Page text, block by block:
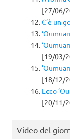
[27/06/
C’è un
[19/03/
[18/12/
Ecco
[20/11/
Video del